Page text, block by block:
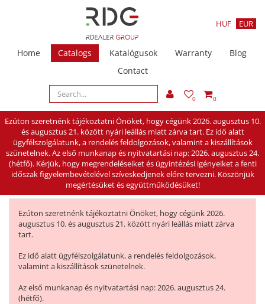
HUF EUR
Home Catalogs Katalógusok Warranty
Blog
Contact
0 0
Ezúton szeretnénk tájékoztatni Önöket, hogy cégünk 2026. augusztus 10.
és augusztus 21. között nyári leállás miatt zárva tart. Ez idő alatt
ügyfélszolgálatunk, a rendelés feldolgozások, valamint a kiszállítások
szünetelnek. Az első munkanap és nyitvatartási nap: 2026. augusztus 24.
(hétfő). Kérjük, hogy megrendeléseiket és ügyintézési igényeiket a fenti
időszak figyelembevételével szíveskedjenek előre tervezni. Köszönjük
megértésüket és együttműködésüket!
Ezúton szeretnénk tájékoztatni Önöket, hogy cégünk 2026.
augusztus 10. és augusztus 21. között nyári leállás miatt zárva
tart.
Ez idő alatt ügyfélszolgálatunk, a rendelés feldolgozások,
valamint a kiszállítások szünetelnek.
Az első munkanap és nyitvatartási nap: 2026. augusztus 24.
(hétfő).